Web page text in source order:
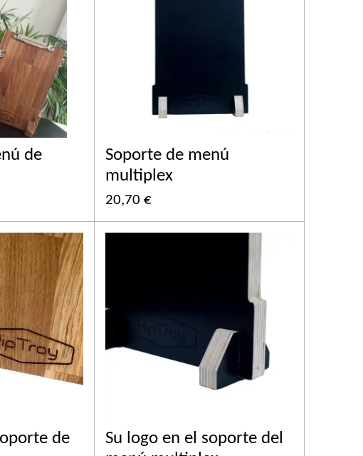
de
Soporte de menú
multiplex
20,70 €
de
Su logo en el soporte del